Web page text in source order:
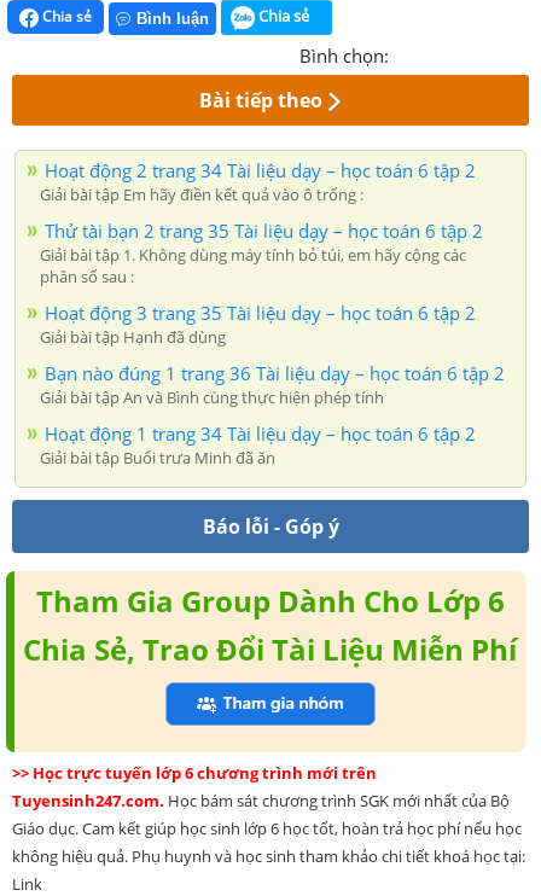
Chia sẻ Bình luận Chia sẻ
Bình chọn:
Bài tiếp theo
Hoạt động 2 trang 34 Tài liệu dạy – học toán 6 tập 2
Giải bài tập Em hãy điền kết quả vào ô trống :
Thử tài bạn 2 trang 35 Tài liệu dạy – học toán 6 tập 2
Giải bài tập 1. Không dùng máy tính bỏ túi, em hãy cộng các
phân số sau :
Hoạt động 3 trang 35 Tài liệu dạy – học toán 6 tập 2
Giải bài tập Hạnh đã dùng
Bạn nào đúng 1 trang 36 Tài liệu dạy – học toán 6 tập 2
Giải bài tập An và Bình cùng thực hiện phép tính
Hoạt động 1 trang 34 Tài liệu dạy – học toán 6 tập 2
Giải bài tập Buổi trưa Minh đã ăn
Báo lỗi - Góp ý
Tham Gia Group Dành Cho Lớp 6
Chia Sẻ, Trao Đổi Tài Liệu Miễn Phí
>> Học trực tuyến lớp 6 chương trình mới trên
Tuyensinh247.com. Học bám sát chương trình SGK mới nhất của Bộ
Giáo dục. Cam kết giúp học sinh lớp 6 học tốt, hoàn trả học phí nếu học
không hiệu quả. Phụ huynh và học sinh tham khảo chi tiết khoá học tại:
Link